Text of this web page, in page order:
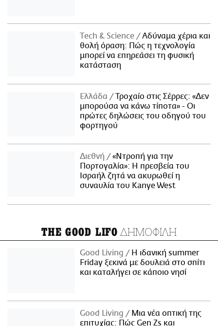
Τech & Science
Αδύναμα χέρια και
θολή όραση: Πώς η τεχνολογία
μπορεί να επηρεάσει τη φυσική
κατάσταση
Ελλάδα
Τροχαίο στις Σέρρες: «Δεν
μπορούσα να κάνω τίποτα» - Οι
πρώτες δηλώσεις του οδηγού του
φορτηγού
Διεθνή
«Ντροπή για την
Πορτογαλία»: Η πρεσβεία του
Ισραήλ ζητά να ακυρωθεί η
συναυλία του Kanye West
THE GOOD LIFO ΔΗΜΟΦΙΛΗ
Good Living
Η ιδανική summer
Friday ξεκινά με δουλειά στο σπίτι
και καταλήγει σε κάποιο νησί
Good Living
Μια νέα οπτική της
επιτυχίας: Πώς Gen Zs και